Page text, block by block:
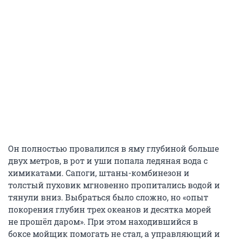
Он полностью провалился в яму глубиной больше
двух метров, в рот и уши попала ледяная вода с
химикатами. Сапоги, штаны-комбинезон и
толстый пуховик мгновенно пропитались водой и
тянули вниз. Выбраться было сложно, но «опыт
покорения глубин трех океанов и десятка морей
не прошёл даром». При этом находившийся в
боксе мойщик помогать не стал, а управляющий и